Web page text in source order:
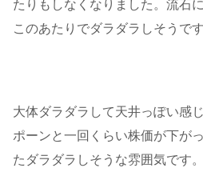
たりもしなくなりました。流石
このあたりでダラダラしそうです
大体ダラダラして天井っぽい感
ポーンと一回くらい株価が下が
たダラダラしそうな雰囲気です